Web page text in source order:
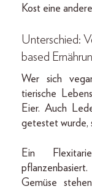
Kost eine
Unterschied:
based
Wer sich
tierische
Eier. Auch
getestet wurde,
Ein
Gemüse